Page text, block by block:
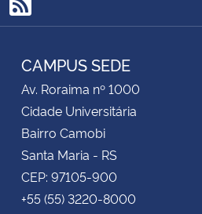
RSS
CAMPUS SEDE
Av. Roraima nº 1000
Cidade Universitária
Bairro Camobi
Santa Maria - RS
CEP: 97105-900
+55 (55) 3220-8000